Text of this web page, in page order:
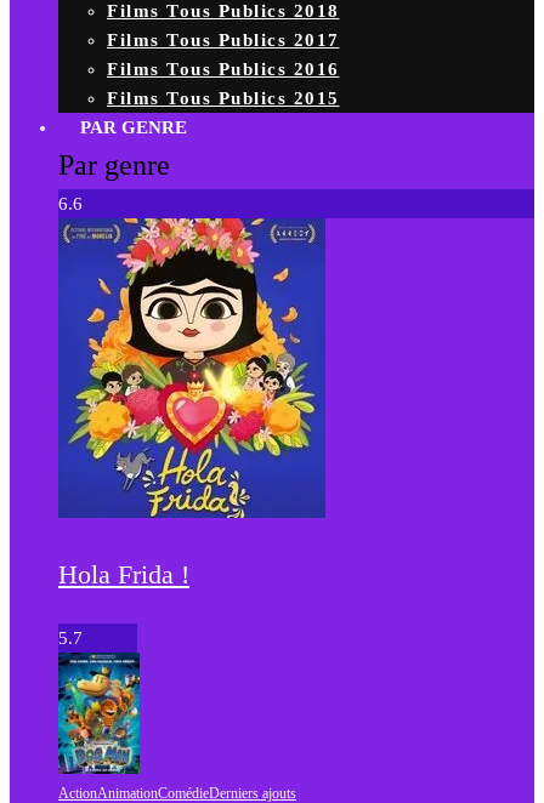
Films Tous Publics 2018
Films Tous Publics 2017
Films Tous Publics 2016
Films Tous Publics 2015
PAR GENRE
Par genre
6.6
Hola Frida !
5.7
ActionAnimationComédieDerniers ajouts